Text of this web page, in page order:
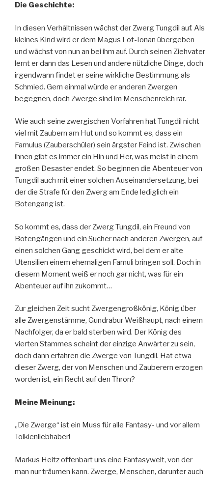
Die Geschichte:
In diesen Verhältnissen wächst der Zwerg Tungdil auf. Als
kleines Kind wird er dem Magus Lot-Ionan übergeben
und wächst von nun an bei ihm auf. Durch seinen Ziehvater
lernt er dann das Lesen und andere nützliche Dinge, doch
irgendwann findet er seine wirkliche Bestimmung als
Schmied. Gern einmal würde er anderen Zwergen
begegnen, doch Zwerge sind im Menschenreich rar.
Wie auch seine zwergischen Vorfahren hat Tungdil nicht
viel mit Zaubern am Hut und so kommt es, dass ein
Famulus (Zauberschüler) sein ärgster Feind ist. Zwischen
ihnen gibt es immer ein Hin und Her, was meist in einem
großen Desaster endet. So beginnen die Abenteuer von
Tungdil auch mit einer solchen Auseinandersetzung, bei
der die Strafe für den Zwerg am Ende lediglich ein
Botengang ist.
So kommt es, dass der Zwerg Tungdil, ein Freund von
Botengängen und ein Sucher nach anderen Zwergen, auf
einen solchen Gang geschickt wird, bei dem er alte
Utensilien einem ehemaligen Famuli bringen soll. Doch in
diesem Moment weiß er noch gar nicht, was für ein
Abenteuer auf ihn zukommt…
Zur gleichen Zeit sucht Zwergengroßkönig, König über
alle Zwergenstämme, Gundrabur Weißhaupt, nach einem
Nachfolger, da er bald sterben wird. Der König des
vierten Stammes scheint der einzige Anwärter zu sein,
doch dann erfahren die Zwerge von Tungdil. Hat etwa
dieser Zwerg, der von Menschen und Zauberern erzogen
worden ist, ein Recht auf den Thron?
Meine Meinung:
„Die Zwerge“ ist ein Muss für alle Fantasy- und vor allem
Tolkienliebhaber!
Markus Heitz offenbart uns eine Fantasywelt, von der
man nur träumen kann. Zwerge, Menschen, darunter auch